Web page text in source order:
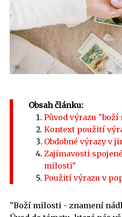
Obsah článku:
Původ výrazu
Kontext použití
Obdobné výrazy v
Zajímavosti
milosti"
Použití výrazu v
"Boží milosti - znamení